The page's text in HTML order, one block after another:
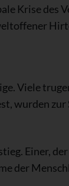
Krise des
Viele
wurden
Einer,
der